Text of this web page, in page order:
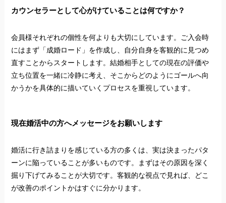
カウンセラーとして心がけていることは何ですか？
会員様それぞれの個性を何よりも大切にしています。ご入会時
にはまず「成婚ロード」を作成し、自分自身を客観的に見つめ
直すことからスタートします。結婚相手としての現在の評価や
立ち位置を一緒に冷静に考え、そこからどのようにゴールへ向
かうかを具体的に描いていくプロセスを重視しています。
現在婚活中の方へメッセージをお願いします
婚活に行き詰まりを感じている方の多くは、実は決まったパタ
ーンに陥っていることが多いものです。まずはその原因を深く
掘り下げてみることが大切です。客観的な視点で見れば、どこ
が改善のポイントかはすぐに分かります。